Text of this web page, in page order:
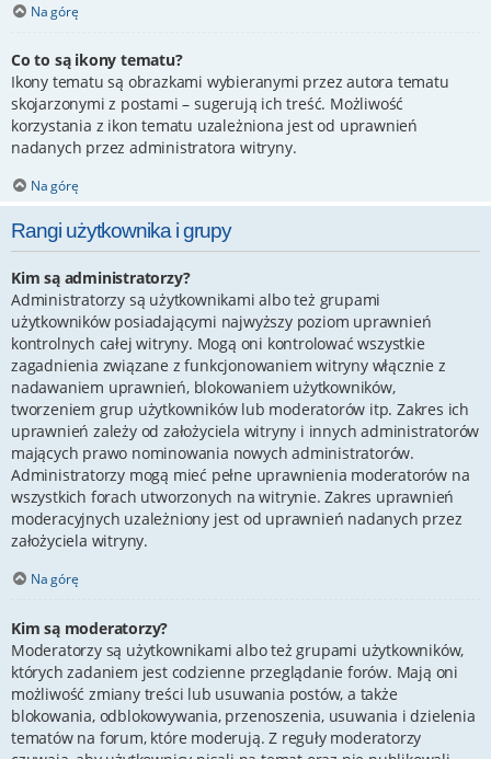
Na górę
Co to są ikony tematu?
Ikony tematu są obrazkami wybieranymi przez autora tematu
skojarzonymi z postami – sugerują ich treść. Możliwość
korzystania z ikon tematu uzależniona jest od uprawnień
nadanych przez administratora witryny.
Na górę
Rangi użytkownika i grupy
Kim są administratorzy?
Administratorzy są użytkownikami albo też grupami
użytkowników posiadającymi najwyższy poziom uprawnień
kontrolnych całej witryny. Mogą oni kontrolować wszystkie
zagadnienia związane z funkcjonowaniem witryny włącznie z
nadawaniem uprawnień, blokowaniem użytkowników,
tworzeniem grup użytkowników lub moderatorów itp. Zakres ich
uprawnień zależy od założyciela witryny i innych administratorów
mających prawo nominowania nowych administratorów.
Administratorzy mogą mieć pełne uprawnienia moderatorów na
wszystkich forach utworzonych na witrynie. Zakres uprawnień
moderacyjnych uzależniony jest od uprawnień nadanych przez
założyciela witryny.
Na górę
Kim są moderatorzy?
Moderatorzy są użytkownikami albo też grupami użytkowników,
których zadaniem jest codzienne przeglądanie forów. Mają oni
możliwość zmiany treści lub usuwania postów, a także
blokowania, odblokowywania, przenoszenia, usuwania i dzielenia
tematów na forum, które moderują. Z reguły moderatorzy